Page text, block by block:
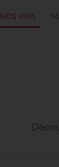
NOS VINS